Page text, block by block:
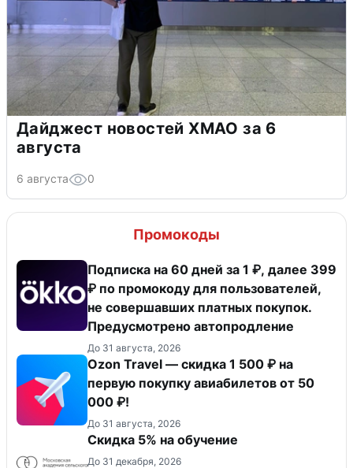
Дайджест новостей ХМАО за 6
августа
6 августа 0
Промокоды
Подписка на 60 дней за 1 ₽, далее 399
₽ по промокоду для пользователей,
не совершавших платных покупок.
Предусмотрено автопродление
До 31 августа, 2026
Ozon Travel — скидка 1 500 ₽ на
первую покупку авиабилетов от 50
000 ₽!
До 31 августа, 2026
Скидка 5% на обучение
До 31 декабря, 2026